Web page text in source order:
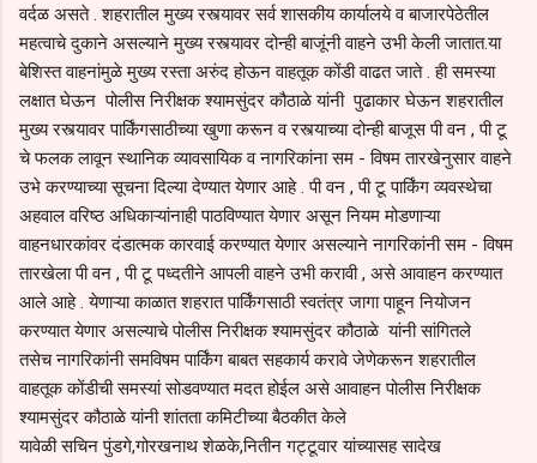
वर्दळ असते . शहरातील मुख्य रस्त्यावर सर्व शासकीय कार्यालये व बाजारपेठेतील
महत्वाचे दुकाने असल्याने मुख्य रस्त्यावर दोन्ही बाजूंनी वाहने उभी केली जातात.या
बेशिस्त वाहनांमुळे मुख्य रस्ता अरुंद होऊन वाहतूक कोंडी वाढत जाते . ही समस्या
लक्षात घेऊन पोलीस निरीक्षक श्यामसुंदर कौठाळे यांनी पुढाकार घेऊन शहरातील
मुख्य रस्त्यावर पार्किंगसाठीच्या खुणा करून व रस्त्याच्या दोन्ही बाजूस पी वन , पी टू
चे फलक लावून स्थानिक व्यावसायिक व नागरिकांना सम - विषम तारखेनुसार वाहने
उभे करण्याच्या सूचना दिल्या देण्यात येणार आहे . पी वन , पी टू पार्किंग व्यवस्थेचा
अहवाल वरिष्ठ अधिकाऱ्यांनाही पाठविण्यात येणार असून नियम मोडणाऱ्या
वाहनधारकांवर दंडात्मक कारवाई करण्यात येणार असल्याने नागरिकांनी सम - विषम
तारखेला पी वन , पी टू पध्दतीने आपली वाहने उभी करावी , असे आवाहन करण्यात
आले आहे . येणाऱ्या काळात शहरात पार्किंगसाठी स्वतंत्र जागा पाहून नियोजन
करण्यात येणार असल्याचे पोलीस निरीक्षक श्यामसुंदर कौठाळे यांनी सांगितले
तसेच नागरिकांनी समविषम पार्किंग बाबत सहकार्य करावे जेणेकरून शहरातील
वाहतूक कोंडीची समस्यां सोडवण्यात मदत होईल असे आवाहन पोलीस निरीक्षक
श्यामसुंदर कौठाळे यांनी शांतता कमिटीच्या बैठकीत केले
यावेळी सचिन पुंडगे,गोरखनाथ शेळके,नितीन गट्टूवार यांच्यासह सादेख